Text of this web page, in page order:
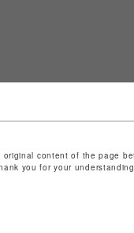
content of the page
you for your understanding